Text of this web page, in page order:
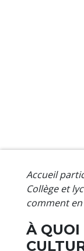
Accueil
Collège et
comment
À QUOI